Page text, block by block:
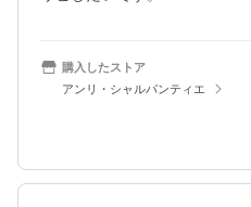
購入したストア
アンリ・シャルパンティエ